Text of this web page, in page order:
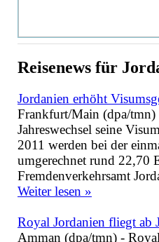
Reisenews für
Jordanien erhöht
Frankfurt/Main (dpa/tmn)
Jahreswechsel seine
2011 werden bei der
umgerechnet rund 22,70
Fremdenverkehrsamt
Weiter lesen »
Royal Jordanien fliegt ab
Amman (dpa/tmn) -